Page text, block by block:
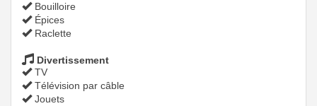
Bouilloire
Épices
Raclette
Divertissement
TV
Télévision par câble
Jouets